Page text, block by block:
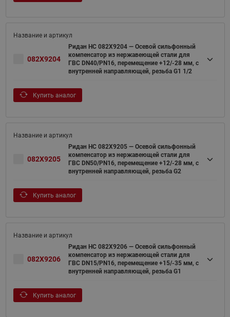
082X9204
Ридан НС 082X9204 — Осевой сильфонный
компенсатор из нержавеющей стали для
ГВС DN40/PN16, перемещение +12/-28 мм, с
внутренней направляющей, резьба G1 1/2
Купить аналог
082X9205
Ридан НС 082X9205 — Осевой сильфонный
компенсатор из нержавеющей стали для
ГВС DN50/PN16, перемещение +12/-28 мм, с
внутренней направляющей, резьба G2
Купить аналог
082X9206
Ридан НС 082X9206 — Осевой сильфонный
компенсатор из нержавеющей стали для
ГВС DN15/PN16, перемещение +15/-35 мм, с
внутренней направляющей, резьба G1
Купить аналог